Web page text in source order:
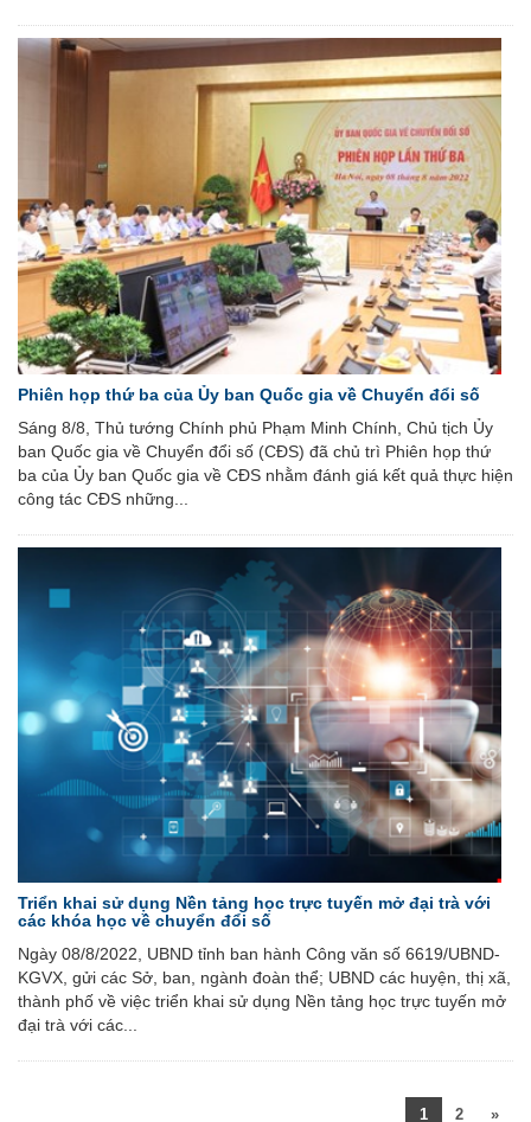
Phiên họp thứ ba của Ủy ban Quốc gia về Chuyển đổi số
Sáng 8/8, Thủ tướng Chính phủ Phạm Minh Chính, Chủ tịch Ủy
ban Quốc gia về Chuyển đổi số (CĐS) đã chủ trì Phiên họp thứ
ba của Ủy ban Quốc gia về CĐS nhằm đánh giá kết quả thực hiện
công tác CĐS những...
Triển khai sử dụng Nền tảng học trực tuyến mở đại trà với
các khóa học về chuyển đổi số
Ngày 08/8/2022, UBND tỉnh ban hành Công văn số 6619/UBND-
KGVX, gửi các Sở, ban, ngành đoàn thể; UBND các huyện, thị xã,
thành phố về việc triển khai sử dụng Nền tảng học trực tuyến mở
đại trà với các...
1 2 »